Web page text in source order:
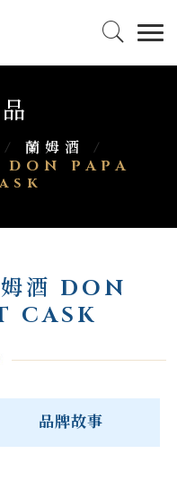
/ 蘭姆酒
/
DON PAPA
酒 DON
CASK
品牌故事